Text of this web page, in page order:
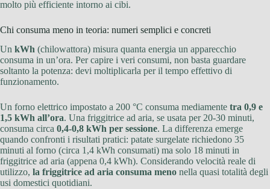
molto più efficiente intorno ai cibi.
Chi consuma meno in teoria: numeri semplici e concreti
Un kWh (chilowattora) misura quanta energia un apparecchio
consuma in un’ora. Per capire i veri consumi, non basta guardare
soltanto la potenza: devi moltiplicarla per il tempo effettivo di
funzionamento.
Un forno elettrico impostato a 200 °C consuma mediamente tra 0,9 e
1,5 kWh all’ora. Una friggitrice ad aria, se usata per 20-30 minuti,
consuma circa 0,4-0,8 kWh per sessione. La differenza emerge
quando confronti i risultati pratici: patate surgelate richiedono 35
minuti al forno (circa 1,4 kWh consumati) ma solo 18 minuti in
friggitrice ad aria (appena 0,4 kWh). Considerando velocità reale di
utilizzo, la friggitrice ad aria consuma meno nella quasi totalità degli
usi domestici quotidiani.